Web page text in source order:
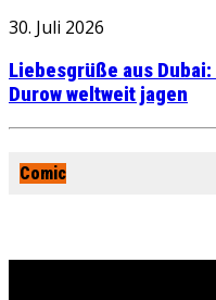
30. Juli 2026
Liebesgrüße aus
Durow weltweit jagen
Comic